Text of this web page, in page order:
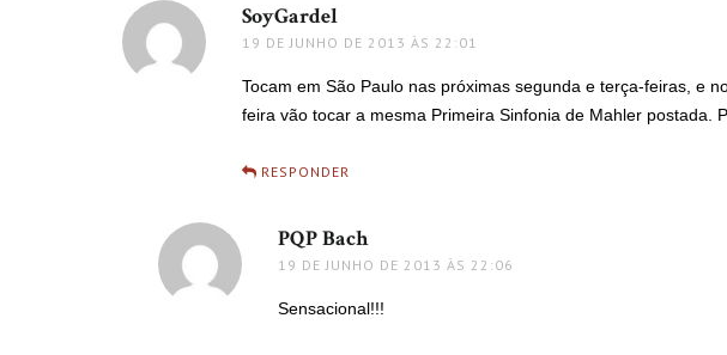
SoyGardel
19 DE JUNHO DE 2013 ÀS 22:01
Tocam em São Paulo nas próximas segunda e terça-feiras, e
feira vão tocar a mesma Primeira Sinfonia de Mahler postada.
RESPONDER
PQP Bachdisse:
19 DE JUNHO DE 2013 ÀS 22:06
Sensacional!!!